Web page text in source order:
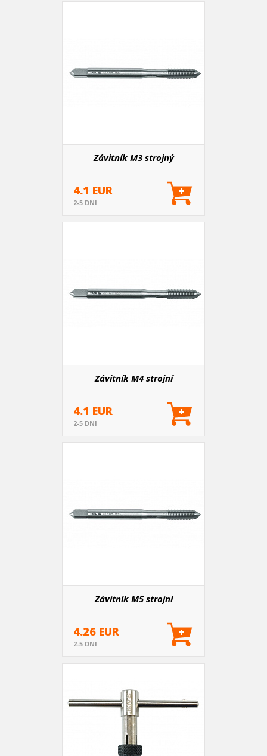
Závitník M3 strojný
4.1 EUR
2-5 DNI
Závitník M4 strojní
4.1 EUR
2-5 DNI
Závitník M5 strojní
4.26 EUR
2-5 DNI